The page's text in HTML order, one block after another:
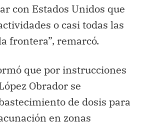
con Estados Unidos que
o casi todas las
frontera”, remarcó.
que por instrucciones
Obrador se
de dosis para
en zonas